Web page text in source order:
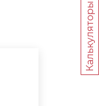
Калькуляторы